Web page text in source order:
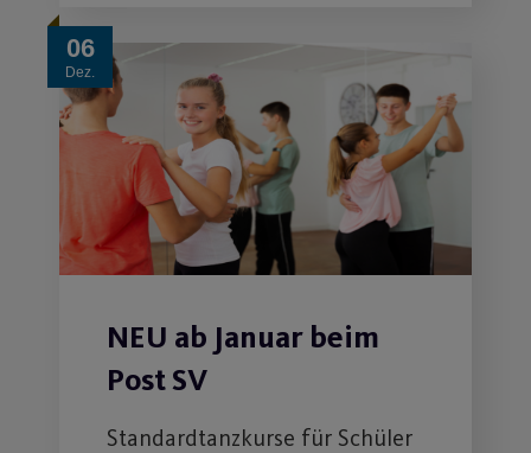
06
Dez.
NEU ab Januar beim
Post SV
Standardtanzkurse für Schüler